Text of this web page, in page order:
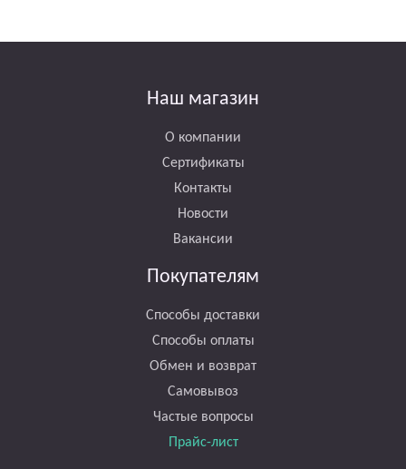
Наш магазин
О компании
Сертификаты
Контакты
Новости
Вакансии
Покупателям
Способы доставки
Способы оплаты
Обмен и возврат
Самовывоз
Частые вопросы
Прайс-лист